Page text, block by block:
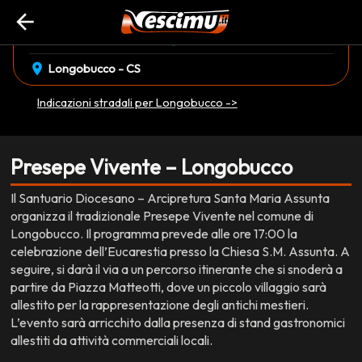
arrow_back
EVENTO CONCLUSO
venerdì 26 Dicembre 17:00
location_on Longobucco - CS
Indicazioni stradali per Longobucco ->
Presepe Vivente – Longobucco
Il Santuario Diocesano – Arcipretura Santa Maria Assunta
organizza il tradizionale Presepe Vivente nel comune di
Longobucco. Il programma prevede alle ore 17:00 la
celebrazione dell’Eucarestia presso la Chiesa S.M. Assunta. A
seguire, si darà il via a un percorso itinerante che si snoderà a
partire da Piazza Matteotti, dove un piccolo villaggio sarà
allestito per la rappresentazione degli antichi mestieri.
L’evento sarà arricchito dalla presenza di stand gastronomici
allestiti da attività commerciali locali.